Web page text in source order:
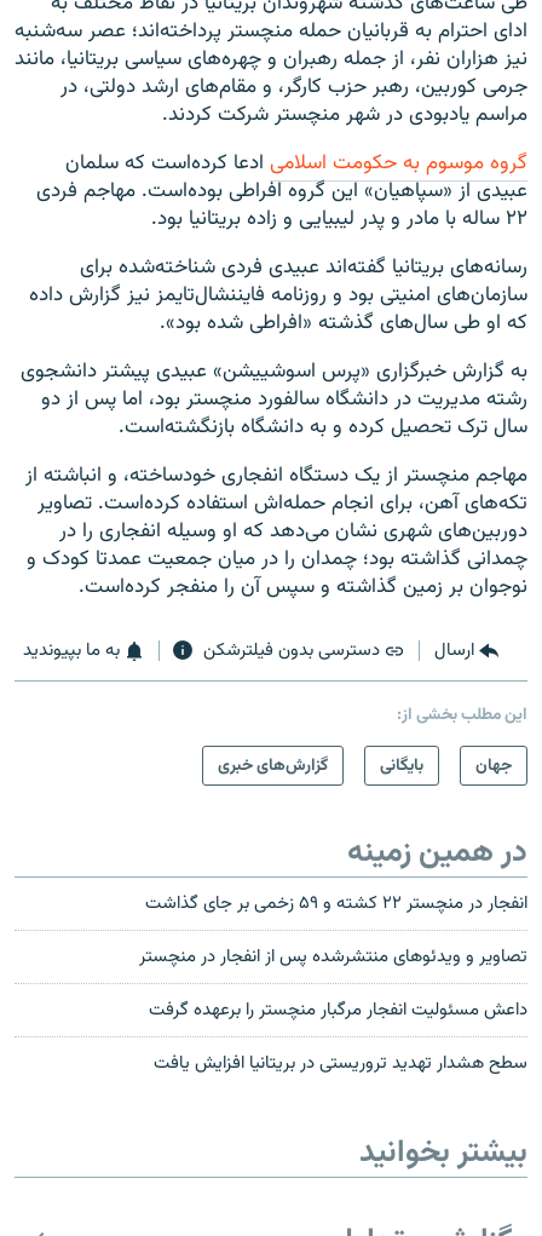
ادای احترام به قربانیان حمله منچستر پرداخته‌اند؛ عصر سه‌شنبه
نیز هزاران نفر، از جمله رهبران و چهره‌های سیاسی بریتانیا، مانند
جرمی کوربین، رهبر حزب کارگر، و مقام‌های ارشد دولتی، در
مراسم یادبودی در شهر منچستر شرکت کردند.
گروه موسوم به حکومت اسلامی ادعا کرده‌است که سلمان
عبیدی از «سپاهیان» این گروه افراطی بوده‌است. مهاجم فردی
۲۲ ساله با مادر و پدر لیبیایی و زاده بریتانیا بود.
رسانه‌های بریتانیا گفته‌اند عبیدی فردی شناخته‌شده برای
سازمان‌های امنیتی بود و روزنامه فایننشال‌تایمز نیز گزارش داده
که او طی سال‌های گذشته «افراطی شده بود».
به گزارش خبرگزاری «پرس اسوشییشن» عبیدی پیشتر دانشجوی
رشته مدیریت در دانشگاه سالفورد منچستر بود، اما پس از دو
سال ترک تحصیل کرده و به دانشگاه بازنگشته‌است.
مهاجم منچستر از یک دستگاه انفجاری خودساخته، و انباشته از
تکه‌های آهن، برای انجام حمله‌اش استفاده کرده‌است. تصاویر
دوربین‌های شهری نشان می‌دهد که او وسیله انفجاری را در
چمدانی گذاشته بود؛ چمدان را در میان جمعیت عمدتا کودک و
نوجوان بر زمین گذاشته و سپس آن را منفجر کرده‌است.
ارسال دسترسی بدون فیلترشکن به ما بپیوندید
این مطلب بخشی از:
جهان
بایگانی گزارش‌های خبری
در همین زمینه
انفجار در منچستر ۲۲ کشته و ۵۹ زخمی بر جای گذاشت
تصاویر و ویدئوهای منتشرشده پس از انفجار در منچستر
داعش مسئولیت انفجار مرگبار منچستر را برعهده گرفت
سطح هشدار تهدید تروریستی در بریتانیا افزایش یافت
بیشتر بخوانید